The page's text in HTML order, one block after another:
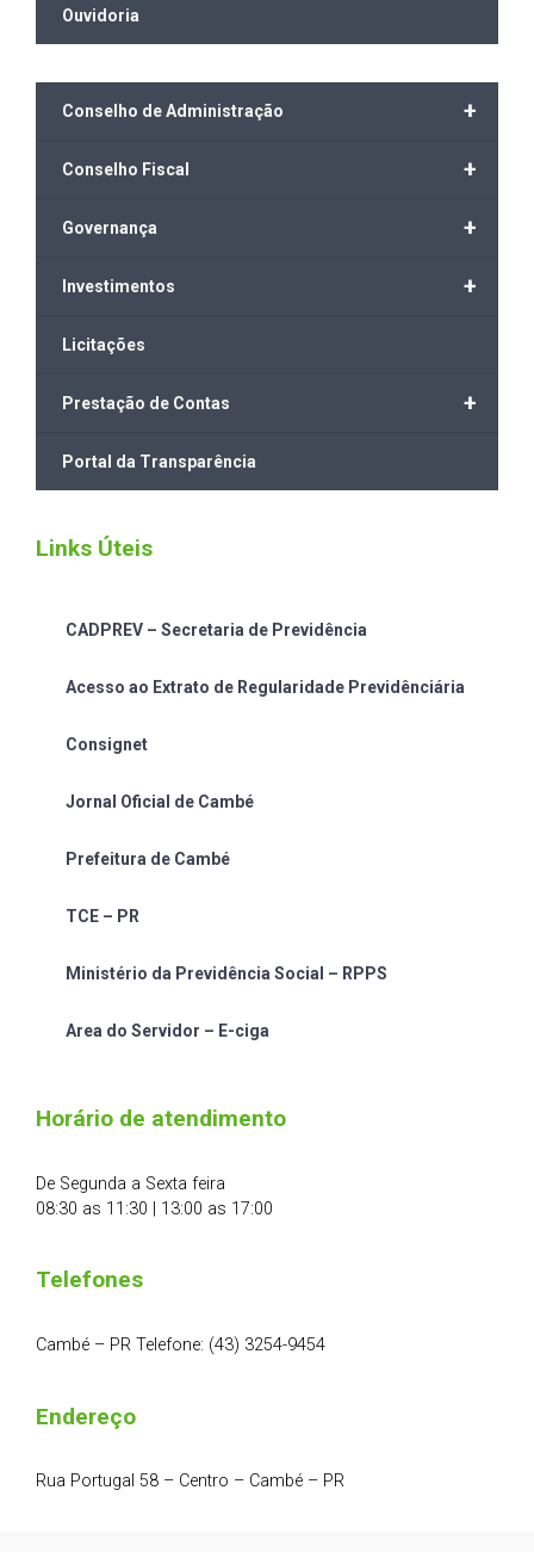
Ouvidoria
+
Conselho de Administração
+
Conselho Fiscal
+
Governança
+
Investimentos
Licitações
+
Prestação de Contas
Portal da Transparência
Links Úteis
CADPREV – Secretaria de Previdência
Acesso ao Extrato de Regularidade Previdênciária
Consignet
Jornal Oficial de Cambé
Prefeitura de Cambé
TCE – PR
Ministério da Previdência Social – RPPS
Area do Servidor – E-ciga
Horário de atendimento
De Segunda a Sexta feira
08:30 as 11:30 | 13:00 as 17:00
Telefones
Cambé – PR Telefone: (43) 3254-9454
Endereço
Rua Portugal 58 – Centro – Cambé – PR